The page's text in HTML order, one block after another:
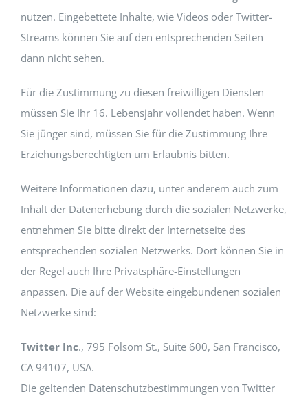
nutzen. Eingebettete Inhalte, wie Videos oder Twitter-
Streams können Sie auf den entsprechenden Seiten
dann nicht sehen.
Für die Zustimmung zu diesen freiwilligen Diensten
müssen Sie Ihr 16. Lebensjahr vollendet haben. Wenn
Sie jünger sind, müssen Sie für die Zustimmung Ihre
Erziehungsberechtigten um Erlaubnis bitten.
Weitere Informationen dazu, unter anderem auch zum
Inhalt der Datenerhebung durch die sozialen Netzwerke,
entnehmen Sie bitte direkt der Internetseite des
entsprechenden sozialen Netzwerks. Dort können Sie in
der Regel auch Ihre Privatsphäre-Einstellungen
anpassen. Die auf der Website eingebundenen sozialen
Netzwerke sind:
Twitter Inc., 795 Folsom St., Suite 600, San Francisco,
CA 94107, USA.
Die geltenden Datenschutzbestimmungen von Twitter